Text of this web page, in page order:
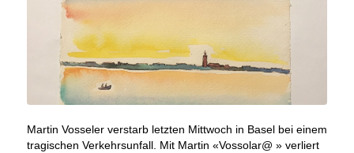
Martin Vosseler verstarb letzten Mittwoch in Basel bei einem
tragischen Verkehrsunfall. Mit Martin «Vossolar@ » verliert